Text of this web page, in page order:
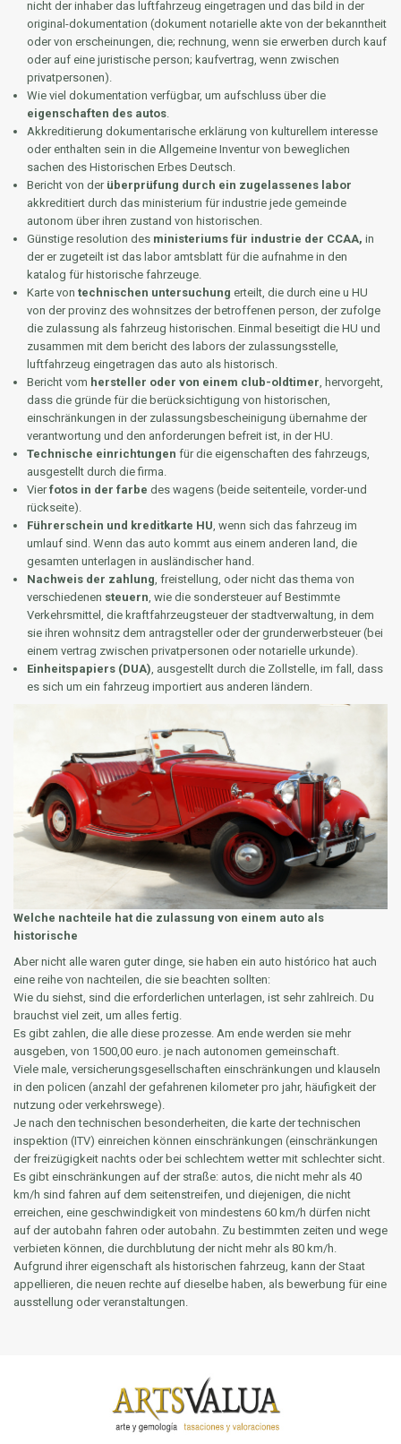
nicht der inhaber das luftfahrzeug eingetragen und das bild in der
original-dokumentation (dokument notarielle akte von der bekanntheit
oder von erscheinungen, die; rechnung, wenn sie erwerben durch kauf
oder auf eine juristische person; kaufvertrag, wenn zwischen
privatpersonen).
Wie viel dokumentation verfügbar, um aufschluss über die
eigenschaften des autos
Akkreditierung dokumentarische erklärung von kulturellem interesse
oder enthalten sein in die Allgemeine Inventur von beweglichen
sachen des Historischen Erbes Deutsch.
Bericht von der überprüfung durch ein zugelassenes labor
akkreditiert durch das ministerium für industrie jede gemeinde
autonom über ihren zustand von historischen.
Günstige resolution des ministeriums für industrie der CCAA, in
der er zugeteilt ist das labor amtsblatt für die aufnahme in den
katalog für historische fahrzeuge.
Karte von technischen untersuchung erteilt, die durch eine u HU
von der provinz des wohnsitzes der betroffenen person, der zufolge
die zulassung als fahrzeug historischen. Einmal beseitigt die HU und
zusammen mit dem bericht des labors der zulassungsstelle,
luftfahrzeug eingetragen das auto als historisch.
Bericht vom hersteller oder von einem club-oldtimer , hervorgeht,
dass die gründe für die berücksichtigung von historischen,
einschränkungen in der zulassungsbescheinigung übernahme der
verantwortung und den anforderungen befreit ist, in der HU.
Technische einrichtungen für die eigenschaften des fahrzeugs,
ausgestellt durch die firma.
Vierfotos in der farbe des wagens (beide seitenteile, vorder-und
rückseite).
Führerschein und kreditkarte HU , wenn sich das fahrzeug im
umlauf sind. Wenn das auto kommt aus einem anderen land, die
gesamten unterlagen in ausländischer hand.
Nachweis der zahlung , freistellung, oder nicht das thema von
verschiedenen steuern , wie die sondersteuer auf Bestimmte
Verkehrsmittel, die kraftfahrzeugsteuer der stadtverwaltung, in dem
sie ihren wohnsitz dem antragsteller oder der grunderwerbsteuer (bei
einem vertrag zwischen privatpersonen oder notarielle urkunde).
Einheitspapiers (DUA) , ausgestellt durch die Zollstelle, im fall, dass
es sich um ein fahrzeug importiert aus anderen ländern.
Welche nachteile hat die zulassung von einem auto als
historische
Aber nicht alle waren guter dinge, sie haben ein auto histórico hat auch
eine reihe von nachteilen, die sie beachten sollten:
Wie du siehst, sind die erforderlichen unterlagen, ist sehr zahlreich. Du
brauchst viel zeit, um alles fertig.
Es gibt zahlen, die alle diese prozesse. Am ende werden sie mehr
ausgeben, von 1500,00 euro. je nach autonomen gemeinschaft.
Viele male, versicherungsgesellschaften einschränkungen und klauseln
in den policen (anzahl der gefahrenen kilometer pro jahr, häufigkeit der
nutzung oder verkehrswege).
Je nach den technischen besonderheiten, die karte der technischen
inspektion (ITV) einreichen können einschränkungen (einschränkungen
der freizügigkeit nachts oder bei schlechtem wetter mit schlechter sicht.
Es gibt einschränkungen auf der straße: autos, die nicht mehr als 40
km/h sind fahren auf dem seitenstreifen, und diejenigen, die nicht
erreichen, eine geschwindigkeit von mindestens 60 km/h dürfen nicht
auf der autobahn fahren oder autobahn. Zu bestimmten zeiten und wege
verbieten können, die durchblutung der nicht mehr als 80 km/h.
Aufgrund ihrer eigenschaft als historischen fahrzeug, kann der Staat
appellieren, die neuen rechte auf dieselbe haben, als bewerbung für eine
ausstellung oder veranstaltungen.